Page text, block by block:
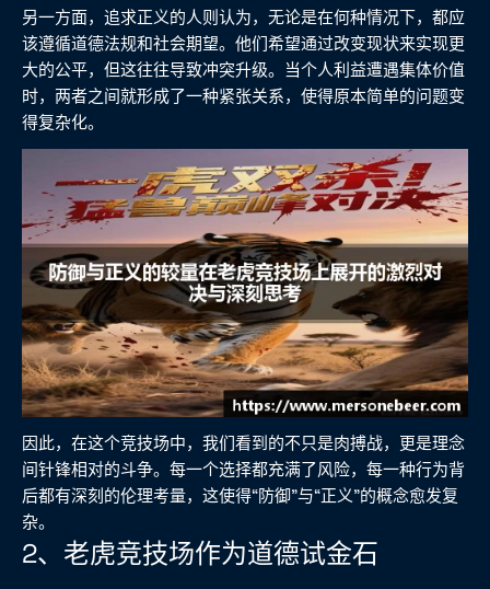
另一方面，追求正义的人则认为，无论是在何种情况下，都应
该遵循道德法规和社会期望。他们希望通过改变现状来实现更
大的公平，但这往往导致冲突升级。当个人利益遭遇集体价值
时，两者之间就形成了一种紧张关系，使得原本简单的问题变
得复杂化。
因此，在这个竞技场中，我们看到的不只是肉搏战，更是理念
间针锋相对的斗争。每一个选择都充满了风险，每一种行为背
后都有深刻的伦理考量，这使得“防御”与“正义”的概念愈发复
杂。
2、老虎竞技场作为道德试金石